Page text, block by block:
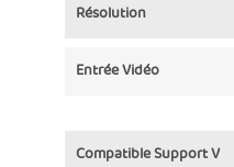
Résolution
Entrée Vidéo
Compatible Support V